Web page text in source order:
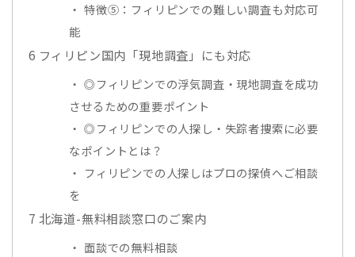
特徴⑤：フィリピンでの難しい調査も対応可
能
6 フィリピン国内「現地調査」にも対応
◎フィリピンでの浮気調査・現地調査を成功
させるための重要ポイント
◎フィリピンでの人探し・失踪者捜索に必要
なポイントとは？
フィリピンでの人探しはプロの探偵へご相談
を
7 北海道-無料相談窓口のご案内
面談での無料相談